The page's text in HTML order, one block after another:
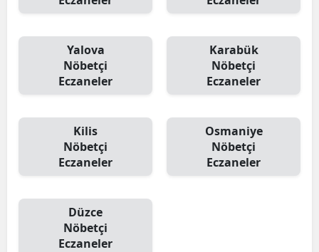
Yalova
Nöbetçi
Eczaneler
Karabük
Nöbetçi
Eczaneler
Kilis
Nöbetçi
Eczaneler
Osmaniye
Nöbetçi
Eczaneler
Düzce
Nöbetçi
Eczaneler